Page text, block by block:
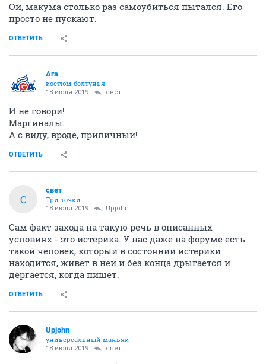
Ой, макума столько раз самоубиться пытался. Его
просто не пускают.
ОТВЕТИТЬ
Ага
костюм-болтунья
18 июля 2019 свет
И не говори!
Маргиналы.
А с виду, вроде, приличный!
ОТВЕТИТЬ
С
свет
Три точки
18 июля 2019 Upjohn
Сам факт захода на такую речь в описанных
условиях - это истерика. У нас даже на форуме есть
такой человек, который в состоянии истерики
находится, живёт в ней и без конца дрыгается и
дёргается, когда пишет.
ОТВЕТИТЬ
Upjohn
универсальный маньяк
18 июля 2019 свет